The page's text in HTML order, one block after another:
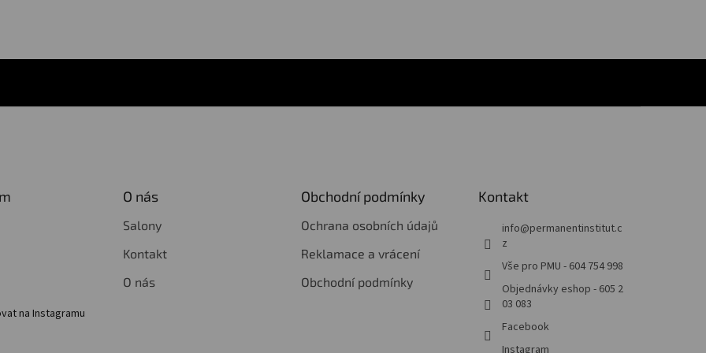
na Instagramu
O nás
Salony
Kontakt
O nás
Obchodní podmínky
Ochrana osobních údajů
Reklamace a vrácení
Obchodní podmínky
Kontakt
info@permanentinstitut.c
z
Vše pro PMU - 604 754 998
Objednávky eshop - 605 2
03 083
Facebook
Instagram